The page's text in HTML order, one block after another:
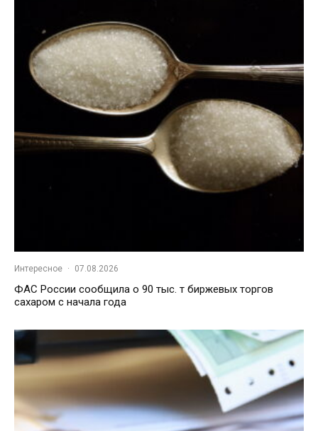
Интересное · 07.08.2026
ФАС России сообщила о 90 тыс. т биржевых торгов
сахаром с начала года